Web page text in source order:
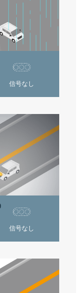
信号なし
信号なし